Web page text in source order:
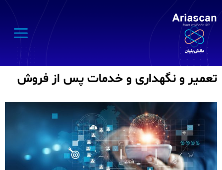
تعمیر و نگهداری و خدمات پس از فروش